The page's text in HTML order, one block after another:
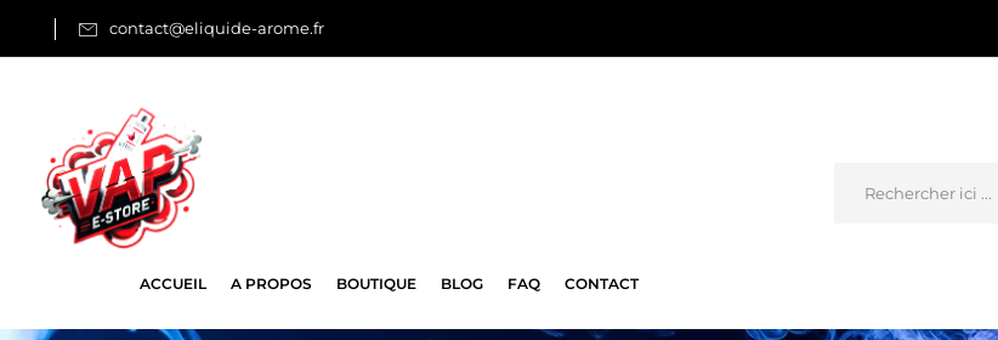
contact@eliquide-arome.fr
ACCUEIL A PROPOS BOUTIQUE BLOG FAQ CONTACT